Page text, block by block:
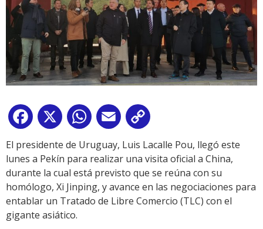
Facebook
X WhatsApp
Email
Link
El presidente de Uruguay, Luis Lacalle Pou, llegó este
lunes a Pekín para realizar una visita oficial a China,
durante la cual está previsto que se reúna con su
homólogo, Xi Jinping, y avance en las negociaciones para
entablar un Tratado de Libre Comercio (TLC) con el
gigante asiático.